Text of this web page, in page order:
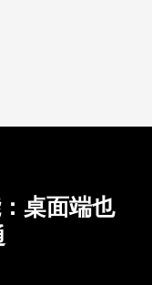
桌面端也